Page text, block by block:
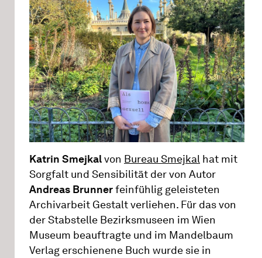
Katrin Smejkalvon Bureau Smejkal hat mit
Sorgfalt und Sensibilität der von Autor
Andreas Brunnerfeinfühlig geleisteten
Archivarbeit Gestalt verliehen. Für das von
der Stabstelle Bezirksmuseen im Wien
Museum beauftragte und im Mandelbaum
Verlag erschienene Buch wurde sie in